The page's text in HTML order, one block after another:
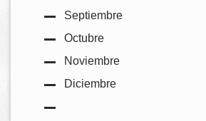
Septiembre
Octubre
Noviembre
Diciembre